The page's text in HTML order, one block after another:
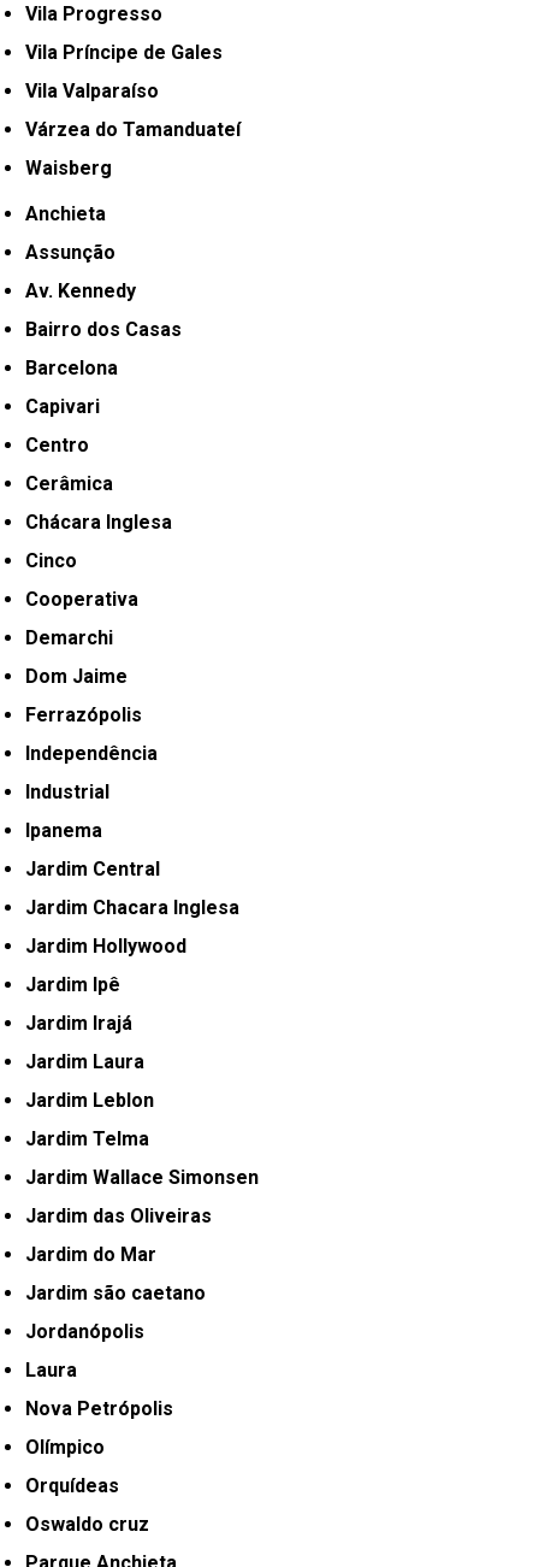
Vila Progresso
Vila Príncipe de Gales
Vila Valparaíso
Várzea do Tamanduateí
Waisberg
Anchieta
Assunção
Av. Kennedy
Bairro dos Casas
Barcelona
Capivari
Centro
Cerâmica
Chácara Inglesa
Cinco
Cooperativa
Demarchi
Dom Jaime
Ferrazópolis
Independência
Industrial
Ipanema
Jardim Central
Jardim Chacara Inglesa
Jardim Hollywood
Jardim Ipê
Jardim Irajá
Jardim Laura
Jardim Leblon
Jardim Telma
Jardim Wallace Simonsen
Jardim das Oliveiras
Jardim do Mar
Jardim são caetano
Jordanópolis
Laura
Nova Petrópolis
Olímpico
Orquídeas
Oswaldo cruz